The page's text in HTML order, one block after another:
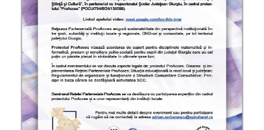
Ghiduri şi alte resurse
ANUNŢURI
CONTACT